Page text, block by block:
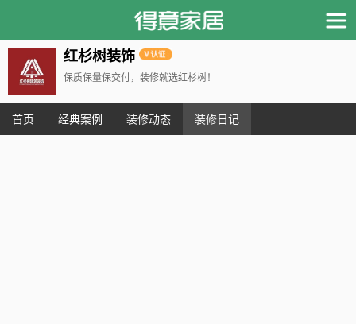
红杉树装饰
保质保量保交付，装修就选红杉树！
首页 经典案例 装修动态 装修日记